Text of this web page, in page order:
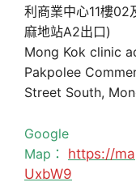
利商業中心11樓
麻地站A2出口)
Mong Kok clinic
Pakpolee
Street South,
Google
Map： https://
UxbW9